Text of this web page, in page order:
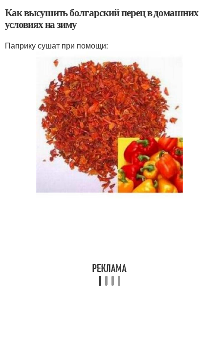
Как высушить болгарский перец в домашних
условиях на зиму
Паприку сушат при помощи: